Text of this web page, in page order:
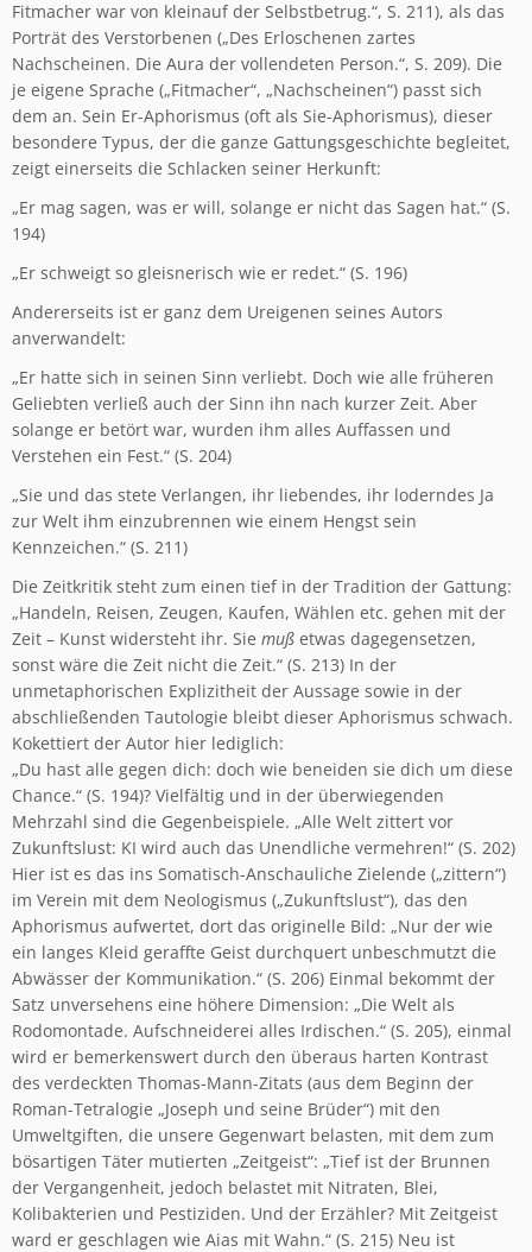
Fitmacher war von kleinauf der Selbstbetrug.“, S. 211), als das
Porträt des Verstorbenen („Des Erloschenen zartes
Nachscheinen. Die Aura der vollendeten Person.“, S. 209). Die
je eigene Sprache („Fitmacher“, „Nachscheinen“) passt sich
dem an. Sein Er-Aphorismus (oft als Sie-Aphorismus), dieser
besondere Typus, der die ganze Gattungsgeschichte begleitet,
zeigt einerseits die Schlacken seiner Herkunft:
„Er mag sagen, was er will, solange er nicht das Sagen hat.“ (S.
194)
„Er schweigt so gleisnerisch wie er redet.“ (S. 196)
Andererseits ist er ganz dem Ureigenen seines Autors
anverwandelt:
„Er hatte sich in seinen Sinn verliebt. Doch wie alle früheren
Geliebten verließ auch der Sinn ihn nach kurzer Zeit. Aber
solange er betört war, wurden ihm alles Auffassen und
Verstehen ein Fest.“ (S. 204)
„Sie und das stete Verlangen, ihr liebendes, ihr loderndes Ja
zur Welt ihm einzubrennen wie einem Hengst sein
Kennzeichen.“ (S. 211)
Die Zeitkritik steht zum einen tief in der Tradition der Gattung:
„Handeln, Reisen, Zeugen, Kaufen, Wählen etc. gehen mit der
Zeit – Kunst widersteht ihr. Sie muß etwas dagegensetzen,
sonst wäre die Zeit nicht die Zeit.“ (S. 213) In der
unmetaphorischen Explizitheit der Aussage sowie in der
abschließenden Tautologie bleibt dieser Aphorismus schwach.
Kokettiert der Autor hier lediglich:
„Du hast alle gegen dich: doch wie beneiden sie dich um diese
Chance.“ (S. 194)? Vielfältig und in der überwiegenden
Mehrzahl sind die Gegenbeispiele. „Alle Welt zittert vor
Zukunftslust: KI wird auch das Unendliche vermehren!“ (S. 202)
Hier ist es das ins Somatisch-Anschauliche Zielende („zittern“)
im Verein mit dem Neologismus („Zukunftslust“), das den
Aphorismus aufwertet, dort das originelle Bild: „Nur der wie
ein langes Kleid geraffte Geist durchquert unbeschmutzt die
Abwässer der Kommunikation.“ (S. 206) Einmal bekommt der
Satz unversehens eine höhere Dimension: „Die Welt als
Rodomontade. Aufschneiderei alles Irdischen.“ (S. 205), einmal
wird er bemerkenswert durch den überaus harten Kontrast
des verdeckten Thomas-Mann-Zitats (aus dem Beginn der
Roman-Tetralogie „Joseph und seine Brüder“) mit den
Umweltgiften, die unsere Gegenwart belasten, mit dem zum
bösartigen Täter mutierten „Zeitgeist“: „Tief ist der Brunnen
der Vergangenheit, jedoch belastet mit Nitraten, Blei,
Kolibakterien und Pestiziden. Und der Erzähler? Mit Zeitgeist
ward er geschlagen wie Aias mit Wahn.“ (S. 215) Neu ist